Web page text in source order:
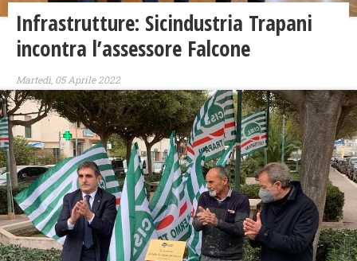
Infrastrutture: Sicindustria Trapani
incontra l’assessore Falcone
Martedì, 05 Aprile 2022